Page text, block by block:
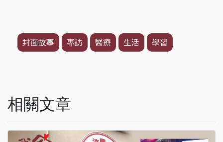
封面故事 專訪 醫療 生活 學習
相關文章